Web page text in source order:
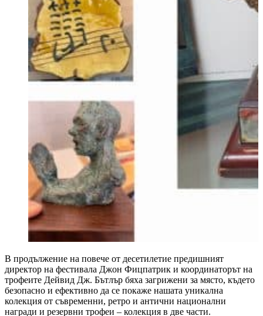
В продължение на повече от десетилетие предишният
директор на фестивала Джон Фицпатрик и координаторът на
трофеите Дейвид Дж. Бътлър бяха загрижени за място, където
безопасно и ефективно да се покаже нашата уникална
колекция от съвременни, ретро и антични национални
награди и резервни трофеи – колекция в две части.